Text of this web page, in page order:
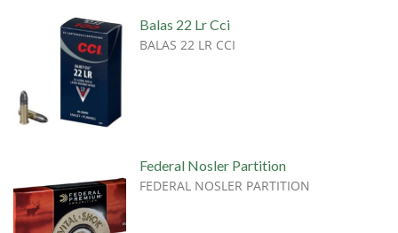
Balas 22 Lr Cci
BALAS 22 LR CCI
Federal Nosler Partition
FEDERAL NOSLER PARTITION